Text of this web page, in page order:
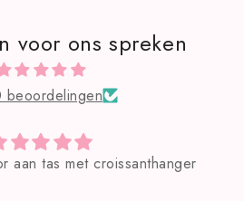
voor ons spreken
beoordelingen